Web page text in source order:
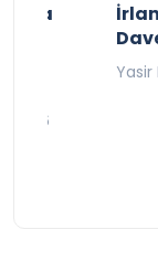
2026
Yasir